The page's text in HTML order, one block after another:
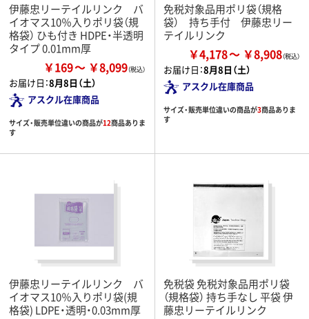
伊藤忠リーテイルリンク バ
イオマス10％入りポリ袋（規
格袋） ひも付き HDPE・半透明
タイプ 0.01mm厚
￥169 ￥8,099
お届け日：8月8日（土）
アスクル在庫商品
サイズ・販売単位違いの商品が12商品ありま
す
免税対象品用ポリ袋（規格
袋） 持ち手付 伊藤忠リー
テイルリンク
￥4,178 ￥8,908
お届け日：8月8日（土）
アスクル在庫商品
サイズ・販売単位違いの商品が3商品ありま
す
伊藤忠リーテイルリンク バ
イオマス10％入りポリ袋(規
格袋) LDPE・透明・0.03mm厚
免税袋 免税対象品用ポリ袋
（規格袋） 持ち手なし 平袋 伊
藤忠リーテイルリンク